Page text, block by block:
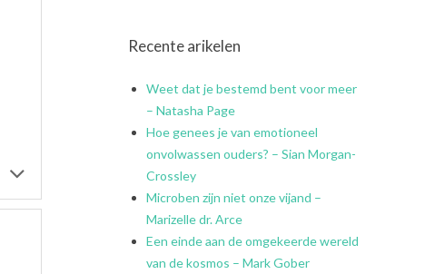
Recente arikelen
Weet dat je bestemd bent voor meer
– Natasha Page
Hoe genees je van emotioneel
onvolwassen ouders? – Sian Morgan-
Crossley
Microben zijn niet onze vijand –
Marizelle dr. Arce
Een einde aan de omgekeerde wereld
van de kosmos – Mark Gober